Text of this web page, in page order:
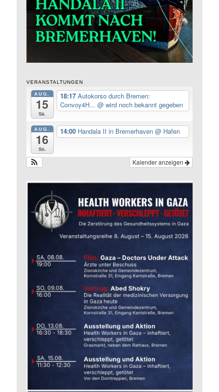
VERANSTALTUNGEN
AUG.
15
Sa.
18:17 Autokorso durch Bremen:
Convoy4H... @ wird noch bekannt gegeben
AUG.
16
So.
14:00 Handala II in Bremerhaven @ Hafen
Kalender anzeigen